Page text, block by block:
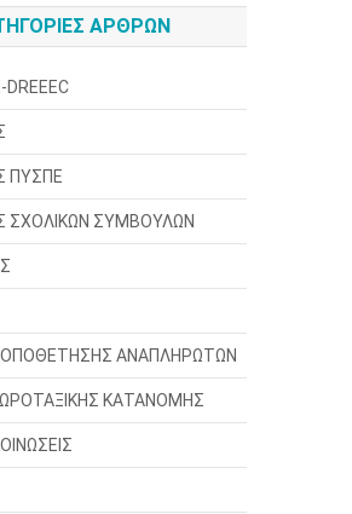
ΑΡΘΡΩΝ
ΠΥΣΠΕ
ΣΧΟΛΙΚΩΝ ΣΥΜΒΟΥΛΩΝ
ΑΝΑΠΛΗΡΩΤΩΝ
ΚΑΤΑΝΟΜΗΣ